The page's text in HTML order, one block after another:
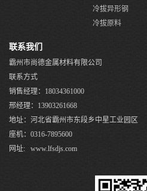
冷拔异形钢
冷拔原料
联系我们
霸州市尚德金属材料有限公司
联系方式
销售经理：18034361000
邢经理：13903261668
地址：河北省霸州市东段乡中星工业园区
座机：0316-7895600
网址: www.lfsdjs.com